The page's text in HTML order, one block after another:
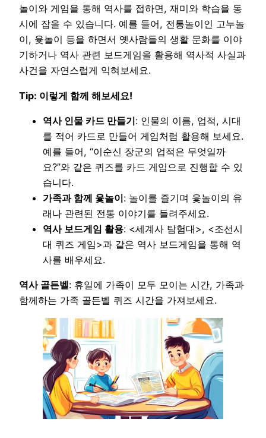
놀이와 게임을 통해 역사를 접하면, 재미와 학습을 동
시에 잡을 수 있습니다. 예를 들어, 전통놀이인 고누놀
이, 윷놀이 등을 하면서 옛사람들의 생활 문화를 이야
기하거나 역사 관련 보드게임을 활용해 역사적 사실과
사건을 자연스럽게 익혀보세요.
Tip: 이렇게 함께 해보세요!
역사 인물 카드 만들기: 인물의 이름, 업적, 시대
를 적어 카드로 만들어 게임처럼 활용해 보세요.
예를 들어, “이순신 장군의 업적은 무엇일까
요?”와 같은 퀴즈를 카드 게임으로 진행할 수 있
습니다.
가족과 함께 윷놀이: 놀이를 즐기며 윷놀이의 유
래나 관련된 전통 이야기를 들려주세요.
역사 보드게임 활용: <세계사 탐험대>, <조선시
대 퀴즈 게임>과 같은 역사 보드게임을 통해 역
사를 배우세요.
역사 골든벨: 휴일에 가족이 모두 모이는 시간, 가족과
함께하는 가족 골든벨 퀴즈 시간을 가져보세요.